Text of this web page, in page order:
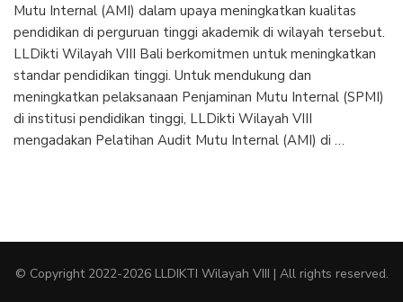
Mutu Internal (AMI) dalam upaya meningkatkan kualitas
pendidikan di perguruan tinggi akademik di wilayah tersebut.
LLDikti Wilayah VIII Bali berkomitmen untuk meningkatkan
standar pendidikan tinggi. Untuk mendukung dan
meningkatkan pelaksanaan Penjaminan Mutu Internal (SPMI)
di institusi pendidikan tinggi, LLDikti Wilayah VIII
mengadakan Pelatihan Audit Mutu Internal (AMI) di …
© Copyright2022-2026 LLDIKTI Wilayah VIII | All rights reserved.